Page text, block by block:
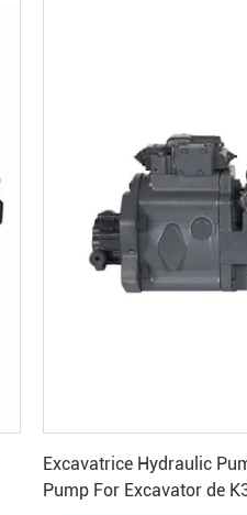
Excavatrice Hydraulic Pump,
Pump For Excavator de